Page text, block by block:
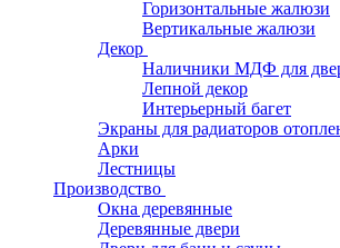
Горизонтальные жалюзи
Вертикальные жалюзи
Декор
Наличники МДФ для
Лепной декор
Интерьерный багет
Экраны для радиаторов
Арки
Лестницы
Производство
Окна деревянные
Деревянные двери